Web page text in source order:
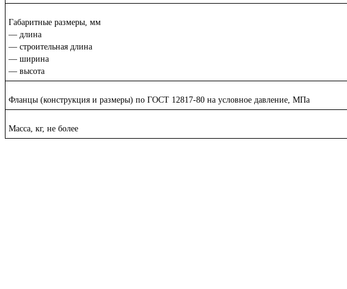
Габаритные размеры, мм
— длина
— строительная длина
— ширина
— высота
Фланцы (конструкция и размеры) по ГОСТ 12817-80 на условное давление, МПа
Масса, кг, не более